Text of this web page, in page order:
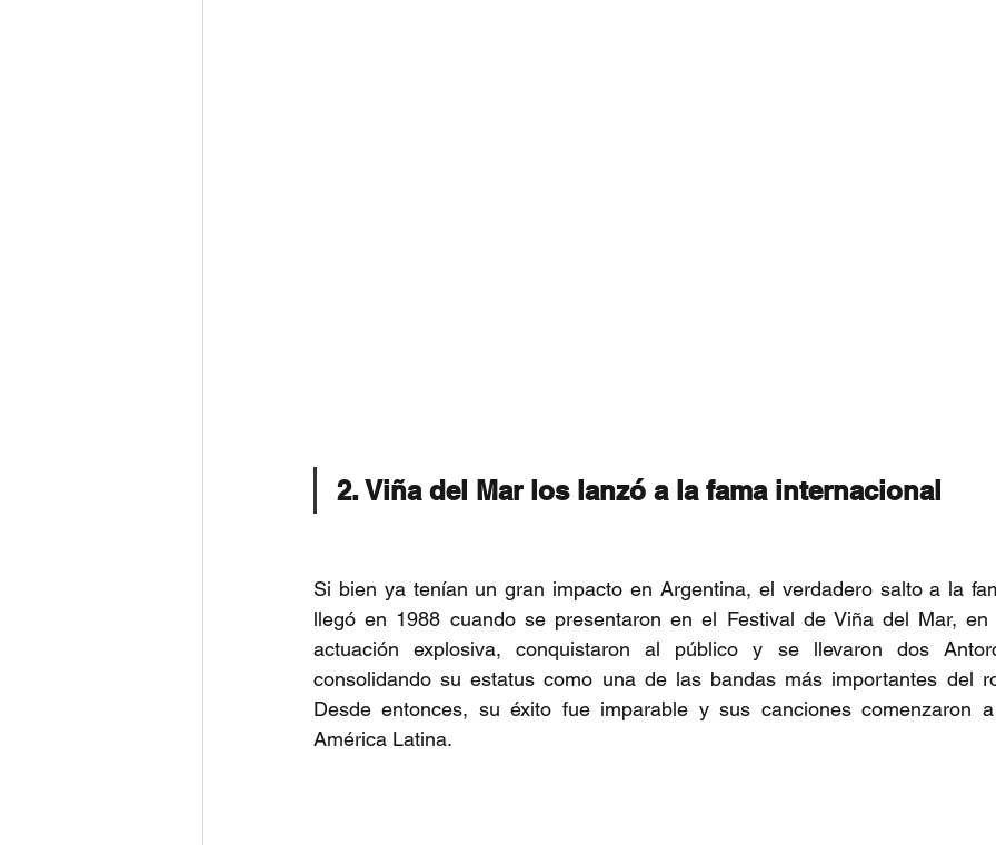
2. Viña del Mar los lanzó a la fama internacional
Si bien ya tenían un gran impacto en Argentina, el verdadero salto a la
llegó en 1988 cuando se presentaron en el Festival de Viña del Mar,
actuación explosiva, conquistaron al público y se llevaron dos
consolidando su estatus como una de las bandas más importantes del
Desde entonces, su éxito fue imparable y sus canciones comenzaron
América Latina.